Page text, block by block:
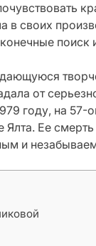
в своих
от
году, на
Ее
и